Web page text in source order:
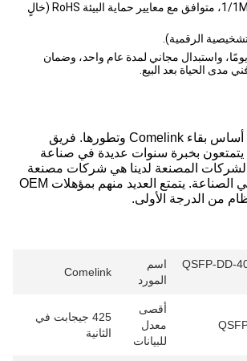
منتج قياسي من الفئة 1/1M، متوافق مع معايير حماية البيئة RoHS (خالٍ
لمدة 30 يومًا، واستبدال مجاني لمدة عام واحد، وضمان
الجودة الممتازة هي أساس بقاء Comelink وتطورها. فريق
بخبرة سنوات عديدة في صناعة
المصنعة لدينا هي شركات مصنعة
من الدرجة الأولى في الصناعة. يتمتع العديد منهم بمؤهلات OEM
الدرجة الأولى.
QSFP-
اسم
المورد
Comelink
أقصى
للبيانات
425 جيجابت في